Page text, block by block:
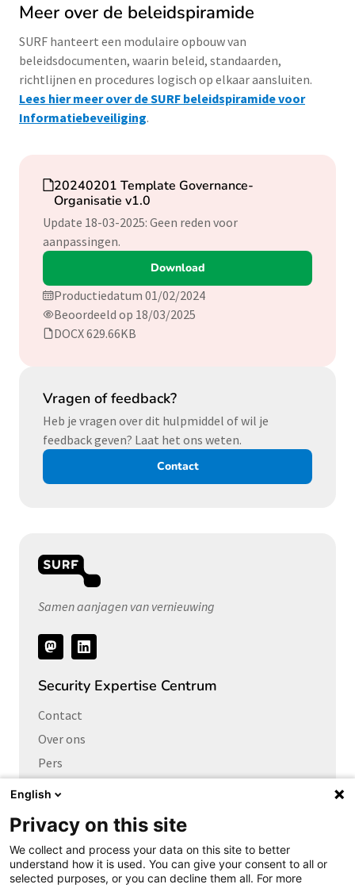
Meer over de beleidspiramide
SURF hanteert een modulaire opbouw van
beleidsdocumenten, waarin beleid, standaarden,
richtlijnen en procedures logisch op elkaar aansluiten.
Lees hier meer over de SURF beleidspiramide voor
Informatiebeveiliging.
Download
20240201 Template Governance-
Organisatie v1.0
Update 18-03-2025: Geen reden voor
aanpassingen.
Download
Productiedatum 01/02/2024
Beoordeeld op 18/03/2025
DOCX 629.66KB
Vragen of feedback?
Heb je vragen over dit hulpmiddel of wil je
feedback geven? Laat het ons weten.
Contact
Samen aanjagen van vernieuwing
Volg
ons
Security Expertise Centrum
Contact
Over ons
Pers
Vacatures
Links naar
Cybersecurity Community
Platform Integrale veiligheid
English
Privacy on this site
We collect and process your data on this site to better
understand how it is used. You can give your consent to all or
selected purposes, or you can decline them all. For more